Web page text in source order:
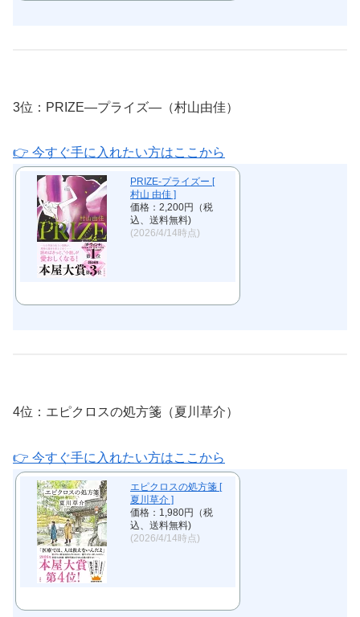
3位：PRIZE―プライズ―（村山由佳）
👉 今すぐ手に入れたい方はここから
PRIZE-プライズー [
村山 由佳 ]
価格：2,200円（税
込、送料無料)
(2026/4/14時点)
4位：エピクロスの処方箋（夏川草介）
👉 今すぐ手に入れたい方はここから
エピクロスの処方箋 [
夏川草介 ]
価格：1,980円（税
込、送料無料)
(2026/4/14時点)